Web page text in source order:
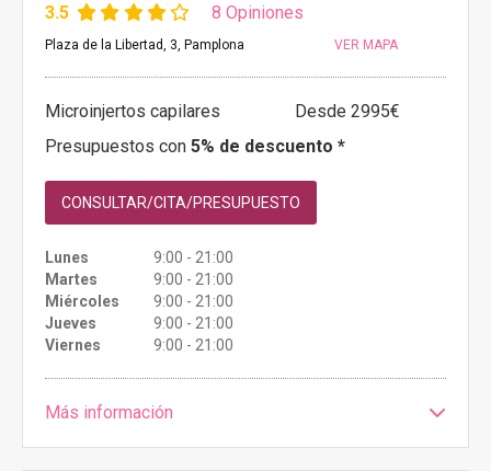
3.5 8 Opiniones
Plaza de la Libertad, 3, Pamplona VER MAPA
Microinjertos capilares
Desde 2995€
Presupuestos con 5% de descuento *
CONSULTAR/CITA/PRESUPUESTO
Lunes
9:00 - 21:00
Martes
9:00 - 21:00
Miércoles
9:00 - 21:00
Jueves
9:00 - 21:00
Viernes
9:00 - 21:00
Más información